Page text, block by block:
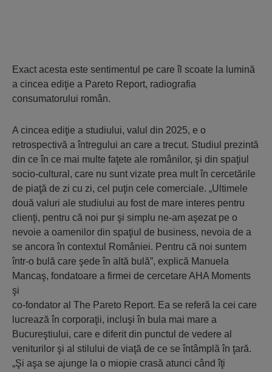
Exact acesta este sentimentul pe care îl scoate la lumină
a cincea ediţie a Pareto Report, radiografia
consumatorului român.
A cincea ediţie a studiului, valul din 2025, e o
retrospectivă a întregului an care a trecut. Studiul prezintă
din ce în ce mai multe faţete ale românilor, şi din spaţiul
socio-cultural, care nu sunt vizate prea mult în cercetările
de piaţă de zi cu zi, cel puţin cele comerciale. „Ultimele
două valuri ale studiului au fost de mare interes pentru
clienţi, pentru că noi pur şi simplu ne-am aşezat pe o
nevoie a oamenilor din spaţiul de business, nevoia de a
se ancora în contextul României. Pentru că noi suntem
într-o bulă care şede în altă bulă”, explică Manuela
Mancaş, fondatoare a firmei de cercetare AHA Moments
şi
co-fondator al The Pareto Report. Ea se referă la cei care
lucrează în corporaţii, incluşi în bula mai mare a
Bucureştiului, care e diferit din punctul de vedere al
veniturilor şi al stilului de viaţă de ce se întâmplă în ţară.
„Şi aşa se ajunge la o miopie crasă atunci când îţi